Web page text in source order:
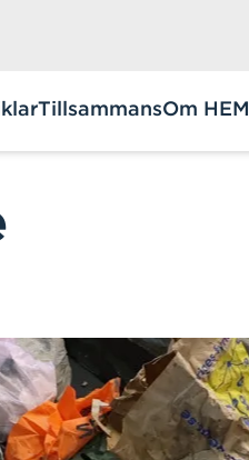
TillsammansOm HEM